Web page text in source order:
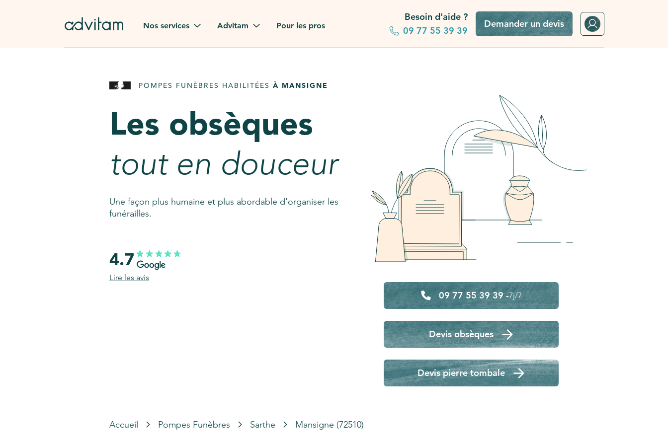
Nos services
Rapatriement à
Pierre tombale
AssistGPT
Nos services en plus
Advitam
Advitam dans la presse
Consultez notre FAQ
Pour les pros
Besoin d'aide ?
09 77 55 39 39
Demander un devis
POMPES FUNÈBRES HABILITÉES À MANSIGNE
Les obsèques
tout en douceur
Une façon plus humaine et plus abordable d'organiser les
funérailles.
09 77 55 39 39 -7j/7
Devis obsèques
Devis pierre tombale
4.7
Lire les avis
Accueil Pompes Funèbres Sarthe Mansigne (72510)